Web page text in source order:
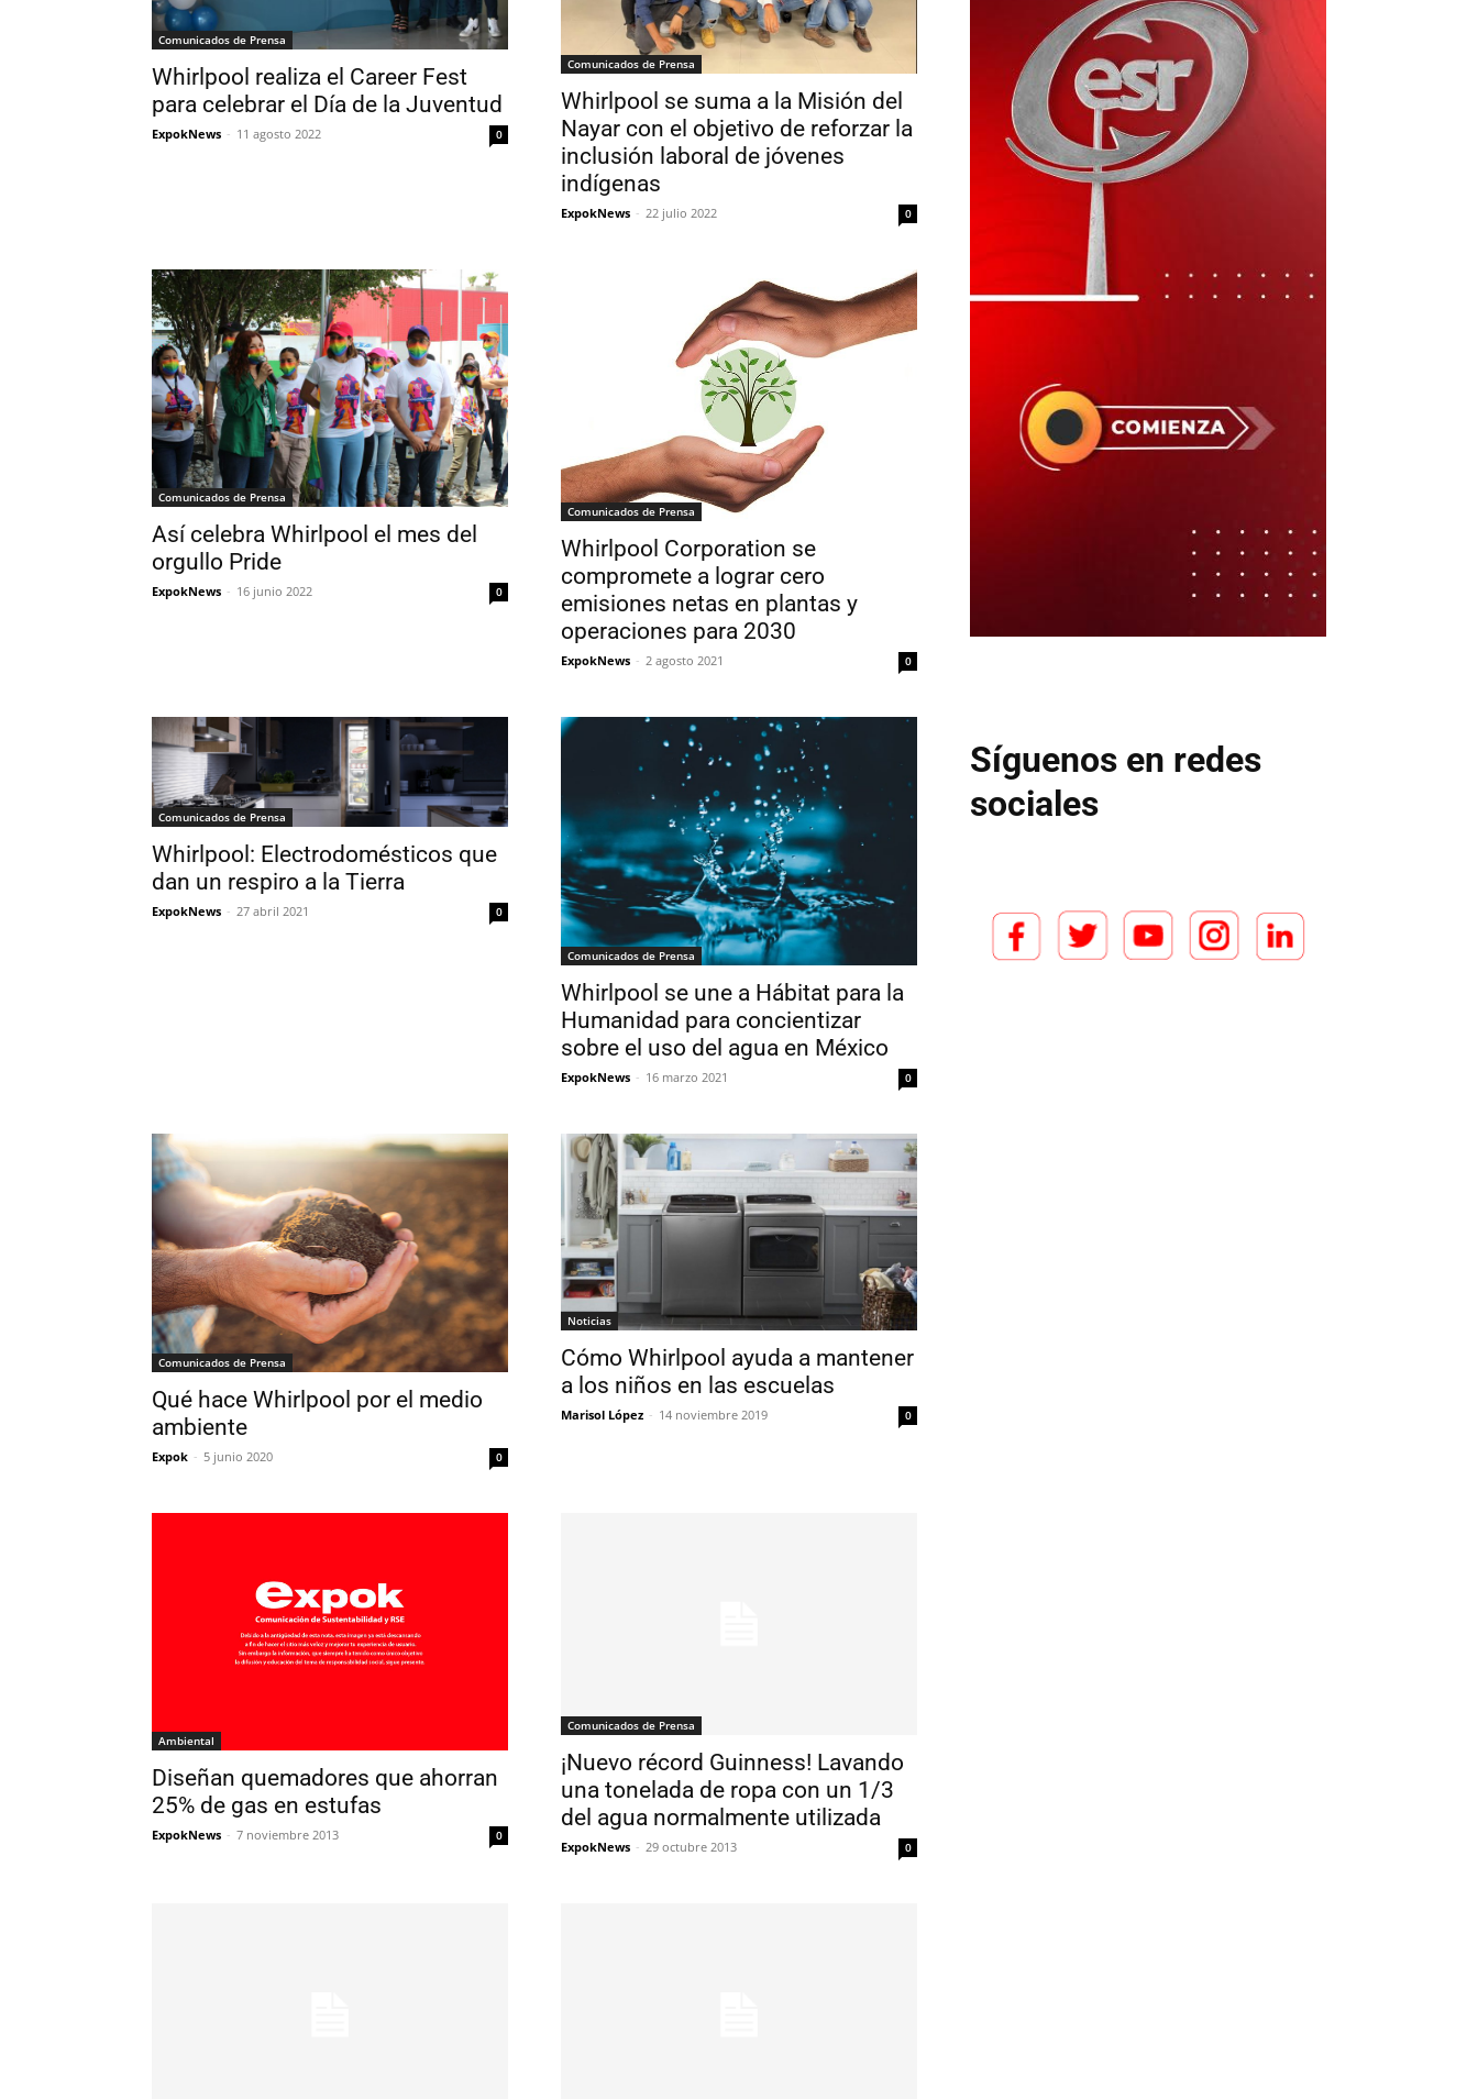
Comunicados de Prensa
Whirlpool realiza el Career Fest
para celebrar el Día de la Juventud
ExpokNews - 11 agosto 2022 0
Comunicados de Prensa
Whirlpool se suma a la Misión del
Nayar con el objetivo de reforzar la
inclusión laboral de jóvenes
indígenas
ExpokNews - 22 julio 2022 0
Comunicados de Prensa
Así celebra Whirlpool el mes del
orgullo Pride
ExpokNews - 16 junio 2022 0
Comunicados de Prensa
Whirlpool Corporation se
compromete a lograr cero
emisiones netas en plantas y
operaciones para 2030
ExpokNews - 2 agosto 2021 0
Comunicados de Prensa
Whirlpool: Electrodomésticos que
dan un respiro a la Tierra
ExpokNews - 27 abril 2021 0
Comunicados de Prensa
Whirlpool se une a Hábitat para la
Humanidad para concientizar
sobre el uso del agua en México
ExpokNews - 16 marzo 2021 0
Comunicados de Prensa
Qué hace Whirlpool por el medio
ambiente
Expok - 5 junio 2020 0
Noticias
Cómo Whirlpool ayuda a mantener
a los niños en las escuelas
Marisol López - 14 noviembre 2019 0
Ambiental
Diseñan quemadores que ahorran
25% de gas en estufas
ExpokNews - 7 noviembre 2013 0
Comunicados de Prensa
¡Nuevo récord Guinness! Lavando
una tonelada de ropa con un 1/3
del agua normalmente utilizada
ExpokNews - 29 octubre 2013 0
Síguenos en redes
sociales